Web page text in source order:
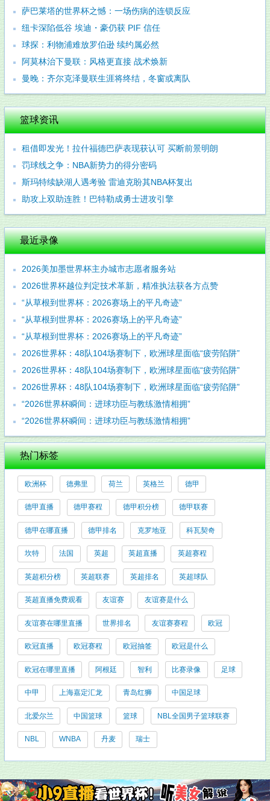
萨巴莱塔的世界杯之憾：一场伤病的连锁反应
纽卡深陷低谷 埃迪・豪仍获 PIF 信任
球探：利物浦难放罗伯逊 续约属必然
阿莫林治下曼联：风格更直接 战术焕新
曼晚：齐尔克泽曼联生涯将终结，冬窗或离队
篮球资讯
租借即发光！拉什福德巴萨表现获认可 买断前景明朗
罚球线之争：NBA新势力的得分密码
斯玛特续缺湖人遇考验 雷迪克盼其NBA杯复出
助攻上双助连胜！巴特勒成勇士进攻引擎
最近录像
2026美加墨世界杯主办城市志愿者服务站
2026世界杯越位判定技术革新，精准执法获各方点赞
“从草根到世界杯：2026赛场上的平凡奇迹”
“从草根到世界杯：2026赛场上的平凡奇迹”
“从草根到世界杯：2026赛场上的平凡奇迹”
2026世界杯：48队104场赛制下，欧洲球星面临“疲劳陷阱”
2026世界杯：48队104场赛制下，欧洲球星面临“疲劳陷阱”
2026世界杯：48队104场赛制下，欧洲球星面临“疲劳陷阱”
“2026世界杯瞬间：进球功臣与教练激情相拥”
“2026世界杯瞬间：进球功臣与教练激情相拥”
热门标签
欧洲杯 德弗里 荷兰 英格兰 德甲
德甲直播 德甲赛程 德甲积分榜 德甲联赛
德甲在哪直播 德甲排名 克罗地亚 科瓦契奇
坎特 法国 英超 英超直播 英超赛程
英超积分榜 英超联赛 英超排名 英超球队
英超直播免费观看 友谊赛 友谊赛是什么
友谊赛在哪里直播 世界排名 友谊赛赛程 欧冠
欧冠直播 欧冠赛程 欧冠抽签 欧冠是什么
欧冠在哪里直播 阿根廷 智利 比赛录像 足球
中甲 上海嘉定汇龙 青岛红狮 中国足球
北爱尔兰 中国篮球 篮球 NBL全国男子篮球联赛
NBL WNBA 丹麦 瑞士
友情链接: